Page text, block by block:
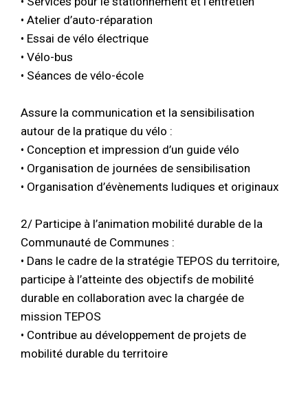
• Atelier d’auto-réparation
• Essai de vélo électrique
• Vélo-bus
• Séances de vélo-école
Assure la communication et la sensibilisation
autour de la pratique du vélo :
• Conception et impression d’un guide vélo
• Organisation de journées de sensibilisation
• Organisation d’évènements ludiques et originaux
2/ Participe à l’animation mobilité durable de la
Communauté de Communes :
• Dans le cadre de la stratégie TEPOS du territoire,
participe à l’atteinte des objectifs de mobilité
durable en collaboration avec la chargée de
mission TEPOS
• Contribue au développement de projets de
mobilité durable du territoire